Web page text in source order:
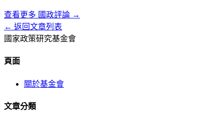
查看更多 國政評論 →
← 返回文章列表
國家政策研究基金會
頁面
關於基金會
文章分類